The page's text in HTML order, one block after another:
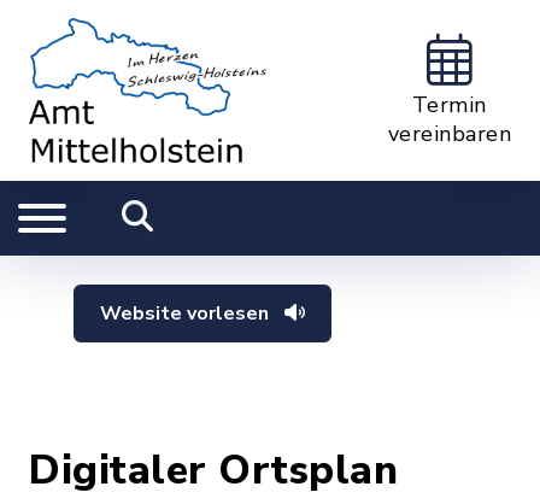
Termin
vereinbaren
Website vorlesen
Digitaler Ortsplan